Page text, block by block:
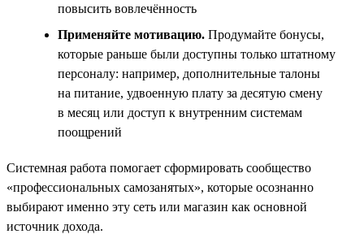
повысить вовлечённость
Применяйте мотивацию. Продумайте бонусы,
которые раньше были доступны только штатному
персоналу: например, дополнительные талоны
на питание, удвоенную плату за десятую смену
в месяц или доступ к внутренним системам
поощрений
Системная работа помогает сформировать сообщество
«профессиональных самозанятых», которые осознанно
выбирают именно эту сеть или магазин как основной
источник дохода.